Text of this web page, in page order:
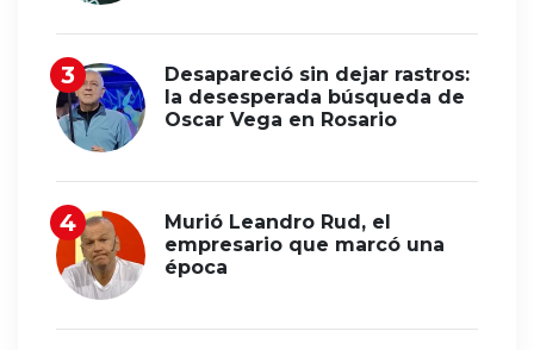
Desapareció sin dejar rastros:
la desesperada búsqueda de
Oscar Vega en Rosario
Murió Leandro Rud, el
empresario que marcó una
época